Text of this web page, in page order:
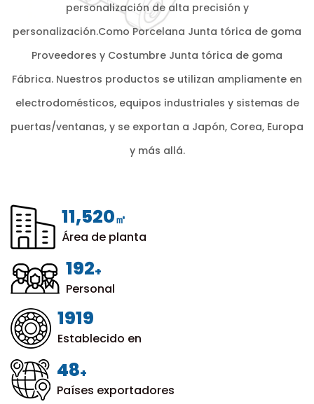
12,000㎡
Área de planta
200+
Personal
1999
Establecido en
50+
Países exportadores
personalización de alta precisión y
personalización.Como Porcelana Junta tórica de goma
Proveedores y Costumbre Junta tórica de goma
Fábrica. Nuestros productos se utilizan ampliamente en
electrodomésticos, equipos industriales y sistemas de
puertas/ventanas, y se exportan a Japón, Corea, Europa
y más allá.